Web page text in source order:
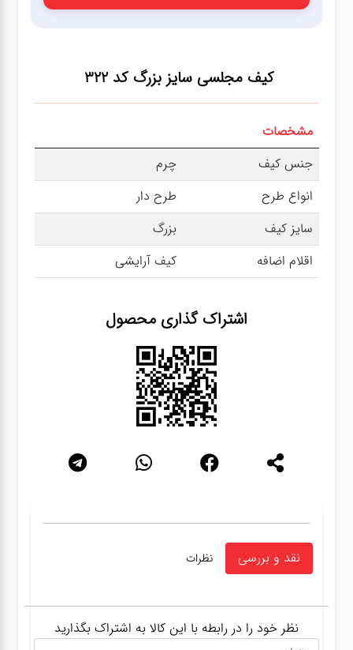
کیف مجلسی سایز بزرگ کد 322
مشخصات
جنس کیف
چرم
انواع طرح
طرح دار
سایز کیف
بزرگ
اقلام اضافه
کیف آرایشی
اشتراک گذاری محصول
نقد و بررسی نظرات
نظر خود را در رابطه با این کالا به اشتراک بگذارید